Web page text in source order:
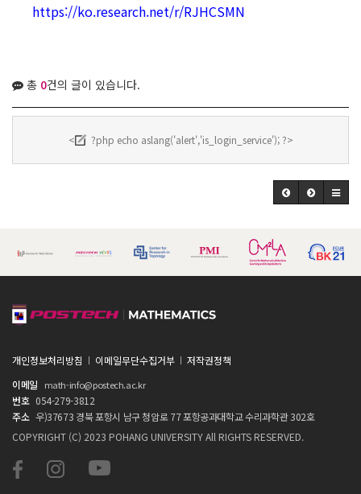
https://ko.research.net/r/RJHCSMN
총 0건의 글이 있습니다.
< ?php echo aslang('alert','is_login_service'); ?>
개인정보처리방침 이메일무단수집거부
저작권정책
이메일
math-info@postech.ac.kr
번호 054-279-3812
주소 우)37673 경북 포항시 남구 청암로 77 포항공과대학교 수리과학관 302호
COPYRIGHT (C) 2023 POHANG UNIVERSITY All RIGHTS RESERVED.